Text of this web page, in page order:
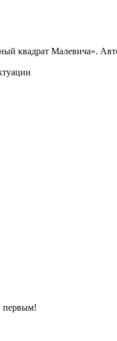
квадрат Малевича».
первым!